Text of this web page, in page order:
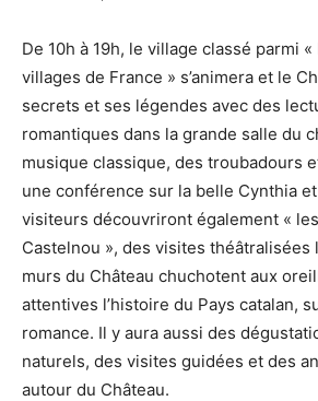
De 10h à 19h, le village classé parmi
villages de France » s’animera et le
secrets et ses légendes avec des
romantiques dans la grande salle du
musique classique, des troubadours
une conférence sur la belle Cynthia
visiteurs découvriront également «
Castelnou », des visites
murs du Château chuchotent aux
attentives l’histoire du Pays catalan,
romance. Il y aura aussi des
naturels, des visites guidées et des
autour du Château.